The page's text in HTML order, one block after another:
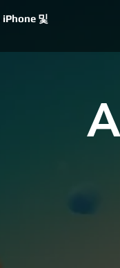
iPhone 및